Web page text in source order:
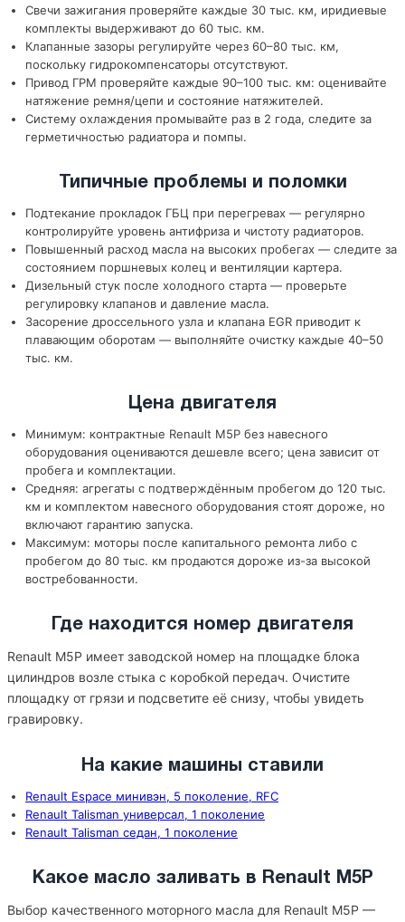
Свечи зажигания проверяйте каждые 30 тыс. км, иридиевые
комплекты выдерживают до 60 тыс. км.
Клапанные зазоры регулируйте через 60–80 тыс. км,
поскольку гидрокомпенсаторы отсутствуют.
Привод ГРМ проверяйте каждые 90–100 тыс. км: оценивайте
натяжение ремня/цепи и состояние натяжителей.
Систему охлаждения промывайте раз в 2 года, следите за
герметичностью радиатора и помпы.
Типичные проблемы и поломки
Подтекание прокладок ГБЦ при перегревах — регулярно
контролируйте уровень антифриза и чистоту радиаторов.
Повышенный расход масла на высоких пробегах — следите за
состоянием поршневых колец и вентиляции картера.
Дизельный стук после холодного старта — проверьте
регулировку клапанов и давление масла.
Засорение дроссельного узла и клапана EGR приводит к
плавающим оборотам — выполняйте очистку каждые 40–50
тыс. км.
Цена двигателя
Минимум: контрактные Renault M5P без навесного
оборудования оцениваются дешевле всего; цена зависит от
пробега и комплектации.
Средняя: агрегаты с подтверждённым пробегом до 120 тыс.
км и комплектом навесного оборудования стоят дороже, но
включают гарантию запуска.
Максимум: моторы после капитального ремонта либо с
пробегом до 80 тыс. км продаются дороже из-за высокой
востребованности.
Где находится номер двигателя
Renault M5P имеет заводской номер на площадке блока
цилиндров возле стыка с коробкой передач. Очистите
площадку от грязи и подсветите её снизу, чтобы увидеть
гравировку.
На какие машины ставили
Renault Espace минивэн, 5 поколение, RFC
Renault Talisman универсал, 1 поколение
Renault Talisman седан, 1 поколение
Какое масло заливать в Renault M5P
Выбор качественного моторного масла для Renault M5P —